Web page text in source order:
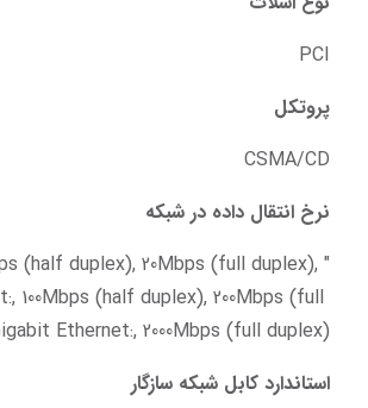
PCI
پروتکل
CSMA/CD
نرخ انتقال داده در شبکه
(half duplex), 20Mbps (full duplex),
100Mbps (half duplex), 200Mbps (full
Ethernet:, 2000Mbps (full duplex)"
استاندارد کابل شبکه سازگار